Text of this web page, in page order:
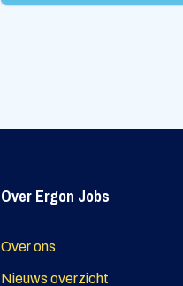
Over Ergon Jobs
Over ons
Nieuws overzicht